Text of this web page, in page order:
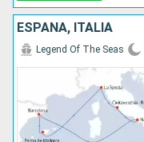
ESPAÑA, ITALIA
Legend Of The Seas